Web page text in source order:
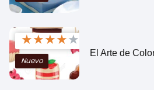
★★★★★
Nuevo
El Arte de